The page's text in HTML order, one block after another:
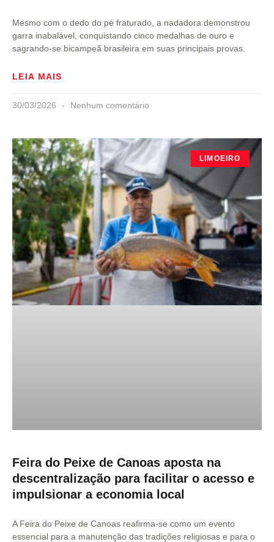
Mesmo com o dedo do pé fraturado, a nadadora demonstrou
garra inabalável, conquistando cinco medalhas de ouro e
sagrando-se bicampeã brasileira em suas principais provas.
LEIA MAIS
30/03/2026 Nenhum comentário
LIMOEIRO
Feira do Peixe de Canoas aposta na
descentralização para facilitar o acesso e
impulsionar a economia local
A Feira do Peixe de Canoas reafirma-se como um evento
essencial para a manutenção das tradições religiosas e para o